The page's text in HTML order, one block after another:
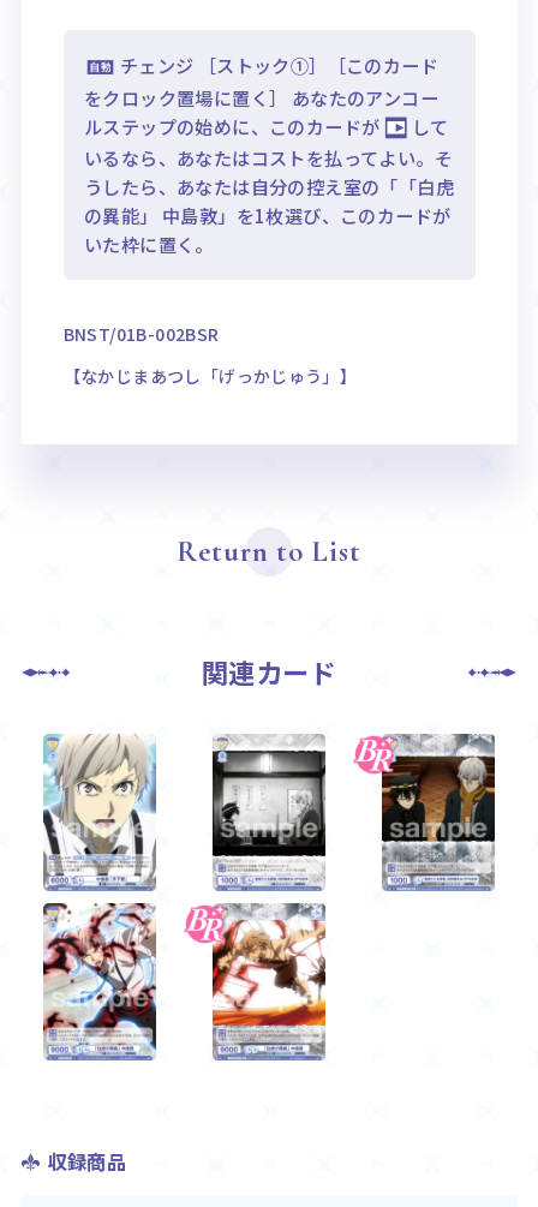
チェンジ ［ストック①］［このカード
をクロック置場に置く］ あなたのアンコー
ルステップの始めに、このカードが
して
いるなら、あなたはコストを払ってよい。そ
うしたら、あなたは自分の控え室の「「白虎
の異能」 中島敦」を1枚選び、このカードが
いた枠に置く。
BNST/01B-002BSR
【なかじまあつし「げっかじゅう」】
Return to List
関連カード
収録商品